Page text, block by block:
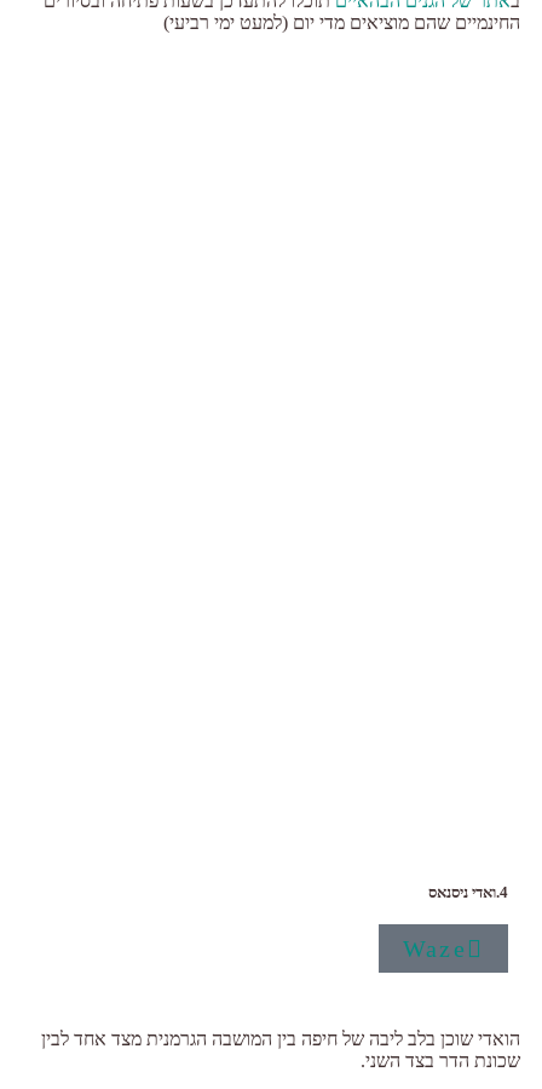
החינמיים שהם מוציאים מדי יום (למעט ימי רביעי)
4.ואדי ניסנאס
Waze
הואדי שוכן בלב ליבה של חיפה בין המושבה הגרמנית מצד אחד לבין
שכונת הדר בצד השני.